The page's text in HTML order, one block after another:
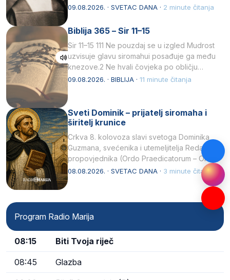
listopada 1891, u Wrocławu…
09.08.2026. · SVETAC DANA · 2 minute čitanja
Biblija 365 – Sir 11–15
Sir 11–15 111 Ne pouzdaj se u izgled Mudrost
uzvisuje glavu siromahui posađuje ga među
knezove.2 Ne hvali čovjeka po obličju
njegovui…
09.08.2026. · BIBLIJA · 11 minute čitanja
Sveti Dominik – prijatelj siromaha i
širitelj krunice
Crkva 8. kolovoza slavi svetoga Dominika
Guzmana, svećenika i utemeljitelja Reda
propovjednika (Ordo Praedicatorum – OP).
Svojim životom, dubokom ljubavlju prema
08.08.2026. · SVETAC DANA · 3 minute čitanja
Program Radio Marija
08:15 Biti Tvoja riječ
08:45 Glazba